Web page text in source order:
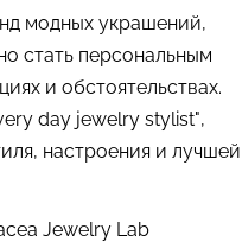
модных украшений,
стать персональным
и обстоятельствах.
day jewelry stylist",
настроения и лучшей
Jewelry Lab